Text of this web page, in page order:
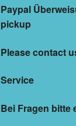
Paypal
pickup
Please contact
Service
Bei Fragen bitte